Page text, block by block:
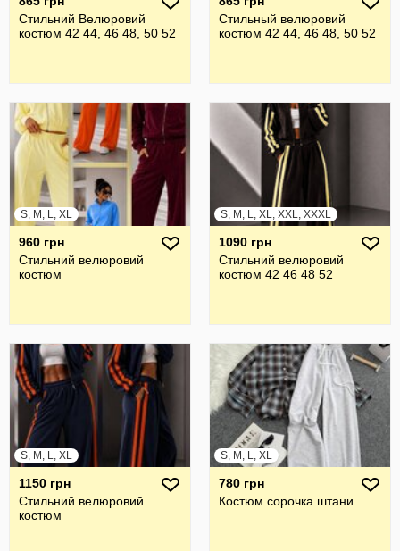
Стильний Велюровий
костюм 42 44, 46 48, 50 52
Стильный велюровий
костюм 42 44, 46 48, 50 52
S, M, L, XL
960 грн
Стильний велюровий
костюм
S, M, L, XL, XXL, XXXL
1090 грн
Стильний велюровий
костюм 42 46 48 52
S, M, L, XL
1150 грн
Стильний велюровий
костюм
S, M, L, XL
780 грн
Костюм сорочка штани